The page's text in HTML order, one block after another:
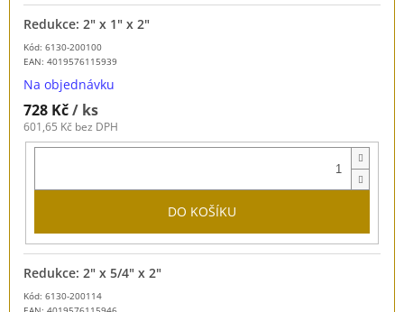
Kód: 6130-200100
EAN: 4019576115939
Redukce: 2" x 1" x 2"
Na objednávku
728 Kč/ ks
601,65 Kč bez DPH
DO KOŠÍKU
Kód: 6130-200114
Redukce: 2" x 5/4" x 2"